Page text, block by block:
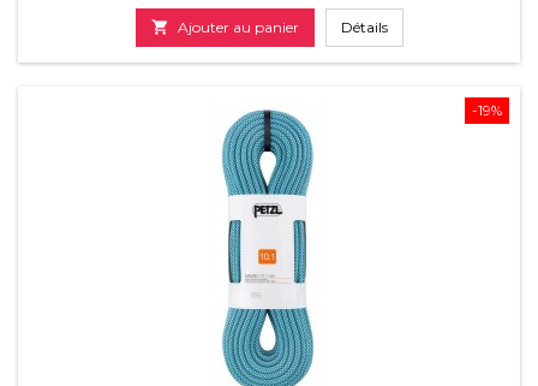
 Ajouter au panier Détails
-19%